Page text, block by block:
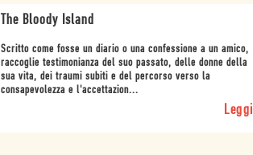
The Bloody Island
Scritto come fosse un diario o una confessione a un amico,
raccoglie testimonianza del suo passato, delle donne della
sua vita, dei traumi subiti e del percorso verso la
consapevolezza e l'accettazion...
Leggi